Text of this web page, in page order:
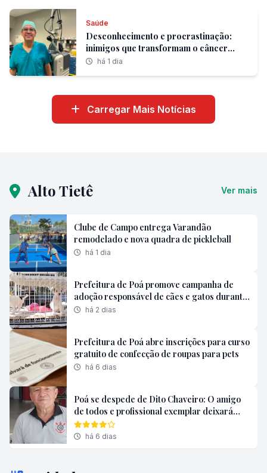
Saúde
Desconhecimento e procrastinação:
inimigos que transformam o câncer
colorretal no segundo tumor de maior
há 1 dia
Carregar Mais Notícias
Alto Tietê Ver mais
Clube de Campo entrega Varandão
remodelado e nova quadra de pickleball
há 1 dia
Prefeitura de Poá promove campanha de
adoção responsável de cães e gatos durante
o mês de agosto
há 2 dias
Prefeitura de Poá abre inscrições para curso
gratuito de confecção de roupas para pets
há 6 dias
Poá se despede de Dito Chaveiro: O amigo
de todos e profissional exemplar deixará
saudades
há 6 dias